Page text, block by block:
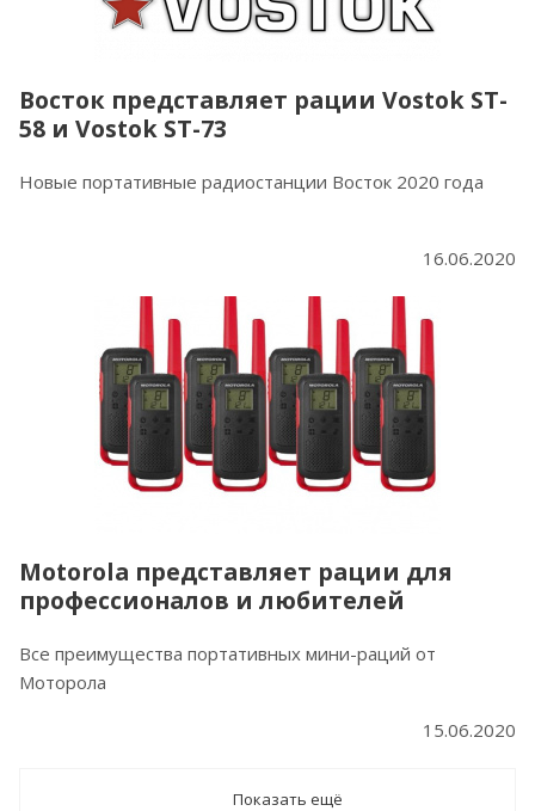
Восток представляет рации Vostok ST-
58 и Vostok ST-73
Новые портативные радиостанции Восток 2020 года
16.06.2020
Motorola представляет рации для
профессионалов и любителей
Все преимущества портативных мини-раций от
Моторола
15.06.2020
Показать ещё